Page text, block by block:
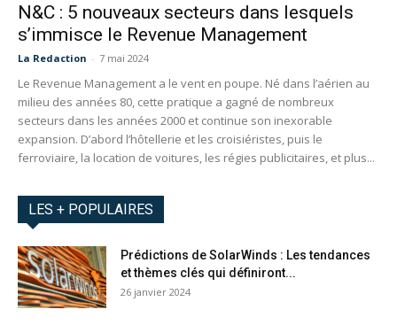
N&C : 5 nouveaux secteurs dans lesquels
s’immisce le Revenue Management
La Redaction - 7 mai 2024
Le Revenue Management a le vent en poupe. Né dans l’aérien au
milieu des années 80, cette pratique a gagné de nombreux
secteurs dans les années 2000 et continue son inexorable
expansion. D’abord l’hôtellerie et les croisiéristes, puis le
ferroviaire, la location de voitures, les régies publicitaires, et plus...
LES + POPULAIRES
Prédictions de SolarWinds : Les tendances
et thèmes clés qui définiront...
26 janvier 2024